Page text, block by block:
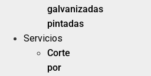
galvanizadas
pintadas
Servicios
Corte
por